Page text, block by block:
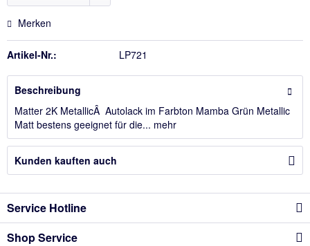
Merken
Artikel-Nr.: LP721
Beschreibung
Matter 2K MetallicÂ Autolack im Farbton Mamba Grün Metallic
Matt bestens geeignet für die... mehr
Kunden kauften auch
Service Hotline
Shop Service